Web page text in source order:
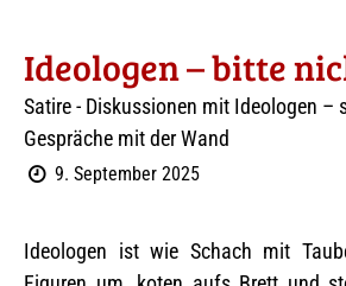
Ideologen – bitte
Satire - Diskussionen mit Ideologen –
Gespräche mit der Wand
9. September 2025
Ideologen ist wie Schach mit